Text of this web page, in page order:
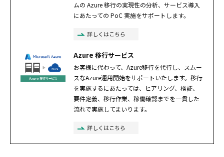
ムの Azure 移行の実現性の分析、サービス導入
にあたっての PoC 実施をサポートします。
詳しくはこちら
Azure 移行サービス
お客様に代わって、Azure移行を代行し、スムー
スなAzure運用開始をサポートいたします。移行
を実施するにあたっては、ヒアリング、検証、
要件定義、移行作業、稼働確認までを一貫した
流れで実施してまいります。
詳しくはこちら